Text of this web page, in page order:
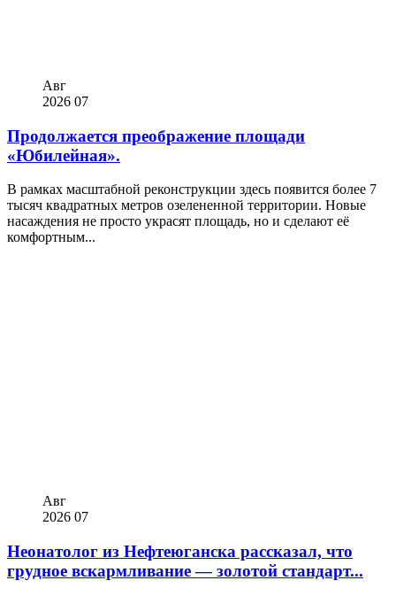
Авг
2026 07
Продолжается преображение площади
«Юбилейная».
В рамках масштабной реконструкции здесь появится более 7
тысяч квадратных метров озелененной территории. Новые
насаждения не просто украсят площадь, но и сделают её
комфортным...
Авг
2026 07
Неонатолог из Нефтеюганска рассказал, что
грудное вскармливание — золотой стандарт...